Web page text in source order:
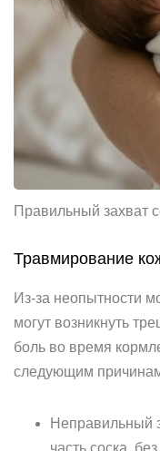
Правильный захват
Травмирование
Из-за неопытности
могут возникнуть
боль во время
следующим
Неправильный
часть соска,